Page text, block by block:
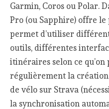
Garmin, Coros ou Polar.
Pro (ou Sapphire) offre le
permet d’utiliser
outils, différentes
itinéraires selon ce qu’on
régulièrement la
de vélo sur Strava
la synchronisation